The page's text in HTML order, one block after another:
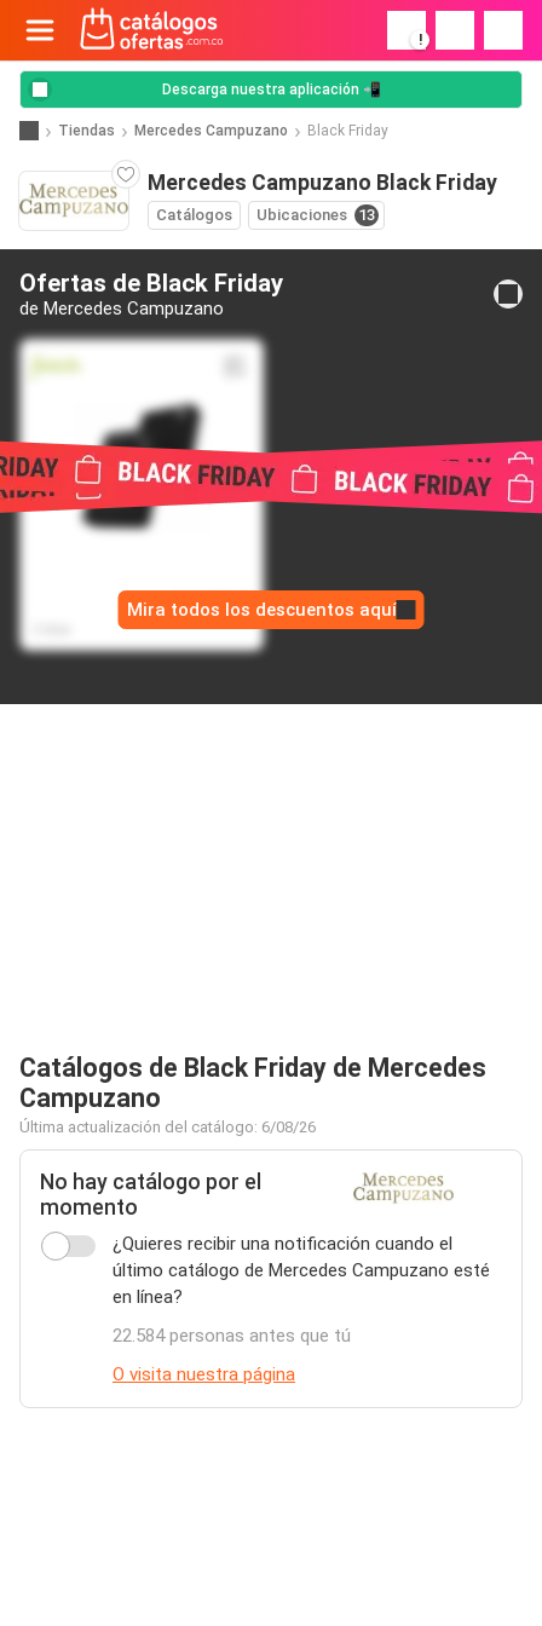
!
Descarga nuestra aplicación 📲
Tiendas Mercedes Campuzano Black Friday
Mercedes Campuzano Black Friday
Catálogos Ubicaciones 13
Ofertas de Black Friday
de Mercedes Campuzano
USB Power Bank 10.000
mAh - Negro
$ 169.990,00
$ 94.990,00
Mira todos los descuentos aquí
Catálogos de Black Friday de Mercedes
Campuzano
Última actualización del catálogo: 6/08/26
No hay catálogo por el
momento
¿Quieres recibir una notificación cuando el
último catálogo de Mercedes Campuzano esté
en línea?
22.584 personas antes que tú
O visita nuestra página